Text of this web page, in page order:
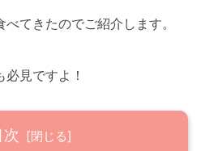
べてきたのでご紹介します。
見ですよ！
次